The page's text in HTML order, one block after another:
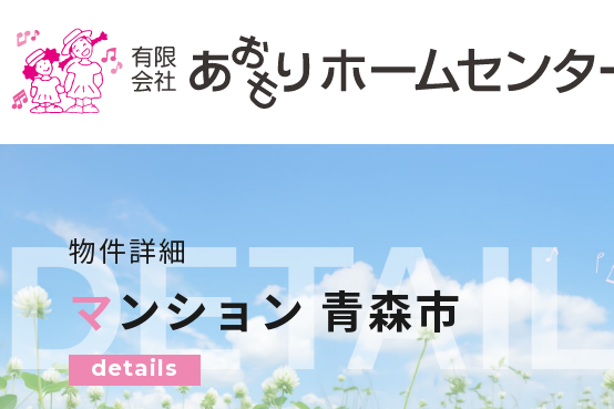
物件詳細
マンション 青森市
details